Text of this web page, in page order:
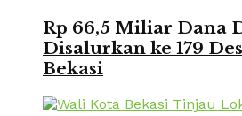
Rp 66,5 Miliar Dana
Disalurkan ke 179
Bekasi